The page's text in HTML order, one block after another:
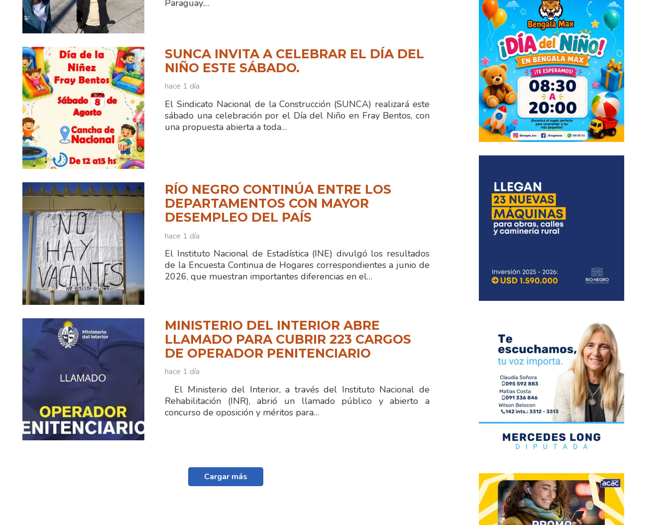
Paraguay.…
SUNCA INVITA A CELEBRAR EL DÍA DEL
NIÑO ESTE SÁBADO.
hace 1 día
El Sindicato Nacional de la Construcción (SUNCA) realizará este
sábado una celebración por el Día del Niño en Fray Bentos, con
una propuesta abierta a toda…
RÍO NEGRO CONTINÚA ENTRE LOS
DEPARTAMENTOS CON MAYOR
DESEMPLEO DEL PAÍS
hace 1 día
El Instituto Nacional de Estadística (INE) divulgó los resultados
de la Encuesta Continua de Hogares correspondientes a junio de
2026, que muestran importantes diferencias en el…
MINISTERIO DEL INTERIOR ABRE
LLAMADO PARA CUBRIR 223 CARGOS
DE OPERADOR PENITENCIARIO
hace 1 día
El Ministerio del Interior, a través del Instituto Nacional de
Rehabilitación (INR), abrió un llamado público y abierto a
concurso de oposición y méritos para…
Cargar más